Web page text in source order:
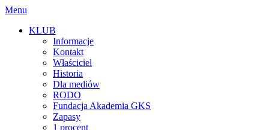
Menu
KLUB
Informacje
Kontakt
Właściciel
Historia
Dla mediów
RODO
Fundacja Akademia GKS
Zapasy
1 procent